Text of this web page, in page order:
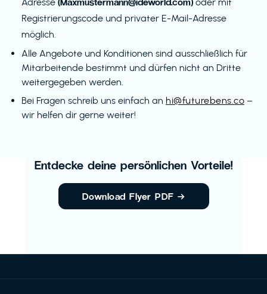
Registrierungscode und privater E-Mail-Adresse
möglich.
Alle Angebote und Konditionen sind ausschließlich für
Mitarbeitende bestimmt und dürfen nicht an Dritte
weitergegeben werden.
Bei Fragen schreib uns einfach an hi@futurebens.co –
wir helfen dir gerne weiter!
Entdecke deine persönlichen Vorteile!
Download Flyer PDF →